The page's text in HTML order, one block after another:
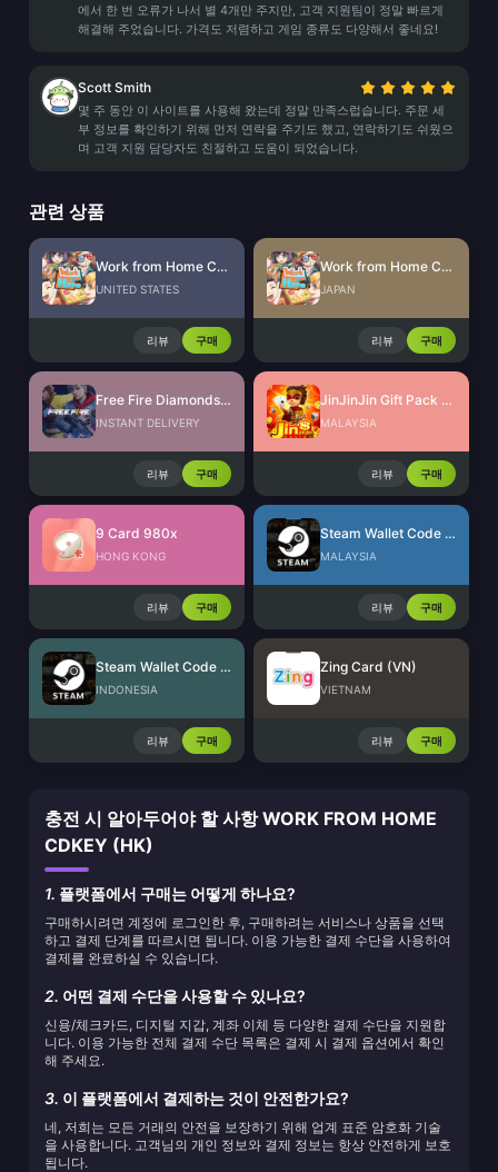
에서 한 번 오류가 나서 별 4개만 주지만, 고객 지원팀이 정말 빠르게
해결해 주었습니다. 가격도 저렴하고 게임 종류도 다양해서 좋네요!
Scott Smith
몇 주 동안 이 사이트를 사용해 왔는데 정말 만족스럽습니다. 주문 세
부 정보를 확인하기 위해 먼저 연락을 주기도 했고, 연락하기도 쉬웠으
며 고객 지원 담당자도 친절하고 도움이 되었습니다.
관련 상품
Work from Home CdKey (US)
UNITED STATES
리뷰 구매
Work from Home CdKey (JP)
JAPAN
리뷰 구매
Free Fire Diamonds EU + TR
INSTANT DELIVERY
리뷰 구매
JinJinJin Gift Pack Redeem Code
MALAYSIA
리뷰 구매
9 Card 980x
HONG KONG
리뷰 구매
Steam Wallet Code (MYR)
MALAYSIA
리뷰 구매
Steam Wallet Code (IDR)
INDONESIA
리뷰 구매
Zing Card (VN)
VIETNAM
리뷰 구매
충전 시 알아두어야 할 사항 WORK FROM HOME
CDKEY (HK)
1. 플랫폼에서 구매는 어떻게 하나요?
구매하시려면 계정에 로그인한 후, 구매하려는 서비스나 상품을 선택
하고 결제 단계를 따르시면 됩니다. 이용 가능한 결제 수단을 사용하여
결제를 완료하실 수 있습니다.
2. 어떤 결제 수단을 사용할 수 있나요?
신용/체크카드, 디지털 지갑, 계좌 이체 등 다양한 결제 수단을 지원합
니다. 이용 가능한 전체 결제 수단 목록은 결제 시 결제 옵션에서 확인
해 주세요.
3. 이 플랫폼에서 결제하는 것이 안전한가요?
네, 저희는 모든 거래의 안전을 보장하기 위해 업계 표준 암호화 기술
을 사용합니다. 고객님의 개인 정보와 결제 정보는 항상 안전하게 보호
됩니다.